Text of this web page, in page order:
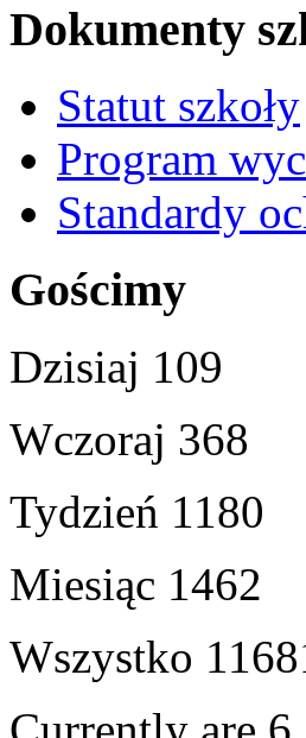
Dokumenty
Statut szkoły
Program
Standardy
Gościmy
Dzisiaj 109
Wczoraj 368
Tydzień 1180
Miesiąc 1462
Wszystko